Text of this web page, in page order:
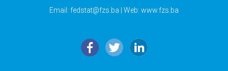
Email: fedstat@fzs.ba | Web: www.fzs.ba